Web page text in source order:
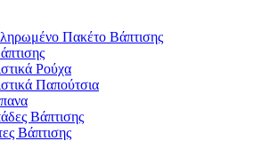
Πακέτο Βάπτισης
Ρούχα
Παπούτσια
Βάπτισης
Βάπτισης